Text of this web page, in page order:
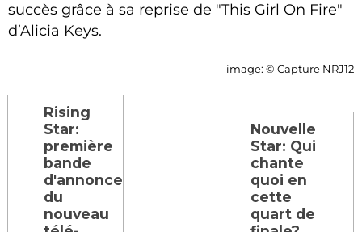
succès grâce à sa reprise de "This Girl On Fire"
d’Alicia Keys.
image: © Capture NRJ12
Rising
Star:
première
bande
d'annonce
du
nouveau
Nouvelle
Star: Qui
chante
quoi en
cette
quart de